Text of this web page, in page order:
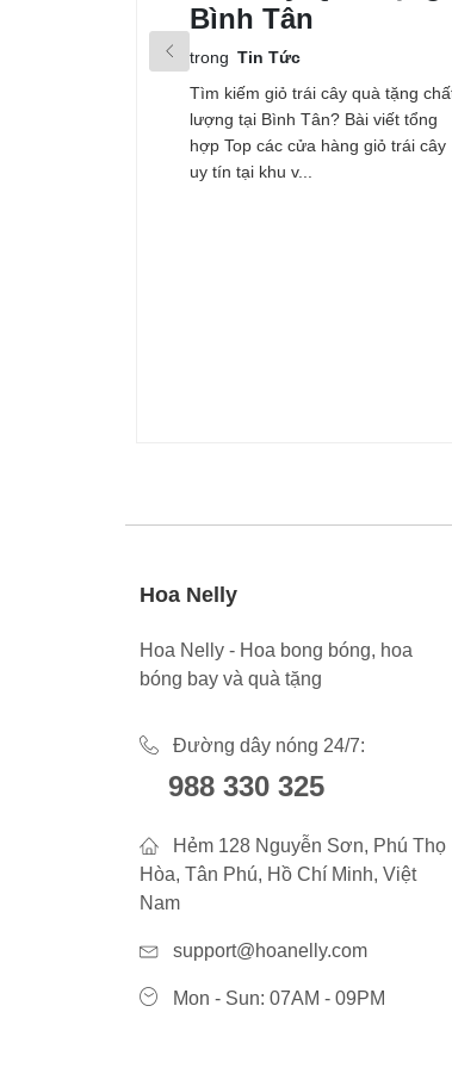
Bình Tân
trong Tin Tức
Tìm kiếm giỏ trái cây quà tặng
lượng tại Bình Tân? Bài viết tổng
hợp Top các cửa hàng giỏ trái cây
uy tín tại khu v...
Hoa Nelly
Hoa Nelly - Hoa bong bóng, hoa
bóng bay và quà tặng
Đường dây nóng 24/7:
988 330 325
Hẻm 128 Nguyễn Sơn, Phú Thọ
Hòa, Tân Phú, Hồ Chí Minh, Việt
Nam
support@hoanelly.com
Mon - Sun: 07AM - 09PM